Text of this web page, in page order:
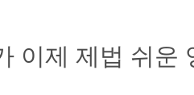
이제 제법 쉬운